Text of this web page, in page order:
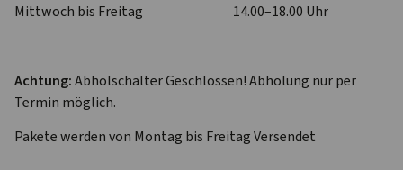
Mittwoch bis Freitag
14.00–18.00 Uhr
Achtung:Abholschalter Geschlossen! Abholung nur per
Termin möglich.
Pakete werden von Montag bis Freitag Versendet